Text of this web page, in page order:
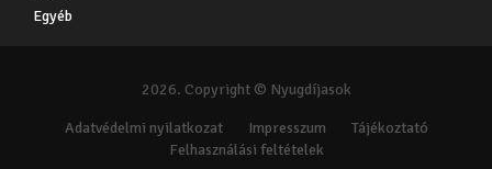
Egyéb
2026. Copyright © Nyugdíjasok
Adatvédelmi nyilatkozat Impresszum
Tájékoztató
Felhasználási feltételek